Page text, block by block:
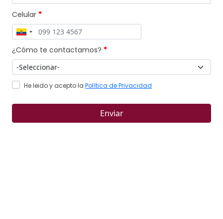
Celular *
¿Cómo te contactamos? *
He leido y acepto la Política de Privacidad
Enviar